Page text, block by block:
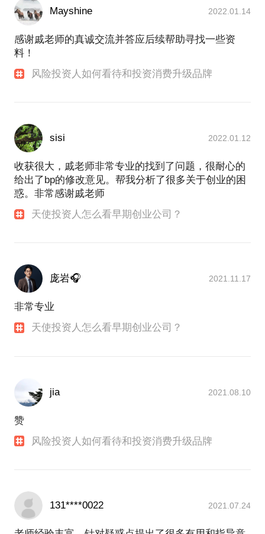
Mayshine 2022.01.14
感谢戚老师的真诚交流并答应后续帮助寻找一些资
料！
风险投资人如何看待和投资消费升级品牌
sisi 2022.01.12
收获很大，戚老师非常专业的找到了问题，很耐心的
给出了bp的修改意见。帮我分析了很多关于创业的困
惑。非常感谢戚老师
天使投资人怎么看早期创业公司？
庞岩🎧 2021.11.17
非常专业
天使投资人怎么看早期创业公司？
jia 2021.08.10
赞
风险投资人如何看待和投资消费升级品牌
131****0022 2021.07.24